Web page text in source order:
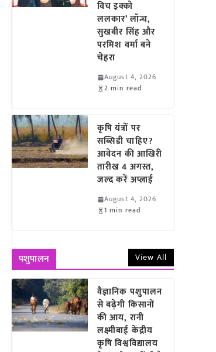
विच इक्को
ललकार’ लॉन्च,
सुखबीर सिंह और
परमिश वर्मा बने
चेहरा
August 4, 2026
2 min read
कृषि यंत्रों पर
सब्सिडी चाहिए?
आवेदन की आखिरी
तारीख 4 अगस्त,
जल्द करें अप्लाई
August 4, 2026
1 min read
पशुपालन View All
वैज्ञानिक पशुपालन
से बढ़ेगी किसानों
की आय, रानी
लक्ष्मीबाई केंद्रीय
कृषि विश्वविद्यालय